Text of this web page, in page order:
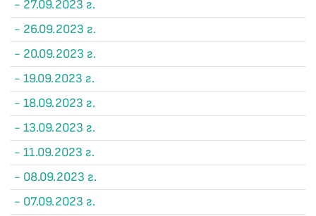
- 27.09.2023 г.
- 26.09.2023 г.
- 20.09.2023 г.
- 19.09.2023 г.
- 18.09.2023 г.
- 13.09.2023 г.
- 11.09.2023 г.
- 08.09.2023 г.
- 07.09.2023 г.